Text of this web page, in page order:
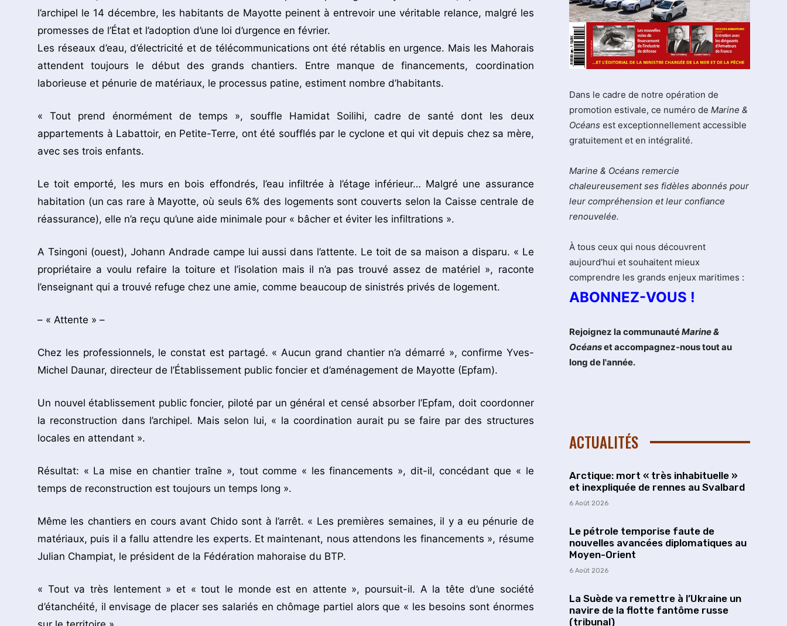
l’archipel le 14 décembre, les habitants de Mayotte peinent à entrevoir une véritable relance, malgré les
promesses de l’État et l’adoption d’une loi d’urgence en février.
Les réseaux d’eau, d’électricité et de télécommunications ont été rétablis en urgence. Mais les Mahorais
attendent toujours le début des grands chantiers. Entre manque de financements, coordination
laborieuse et pénurie de matériaux, le processus patine, estiment nombre d’habitants.
« Tout prend énormément de temps », souffle Hamidat Soilihi, cadre de santé dont les deux
appartements à Labattoir, en Petite-Terre, ont été soufflés par le cyclone et qui vit depuis chez sa mère,
avec ses trois enfants.
Le toit emporté, les murs en bois effondrés, l’eau infiltrée à l’étage inférieur… Malgré une assurance
habitation (un cas rare à Mayotte, où seuls 6% des logements sont couverts selon la Caisse centrale de
réassurance), elle n’a reçu qu’une aide minimale pour « bâcher et éviter les infiltrations ».
A Tsingoni (ouest), Johann Andrade campe lui aussi dans l’attente. Le toit de sa maison a disparu. « Le
propriétaire a voulu refaire la toiture et l’isolation mais il n’a pas trouvé assez de matériel », raconte
l’enseignant qui a trouvé refuge chez une amie, comme beaucoup de sinistrés privés de logement.
– « Attente » –
Chez les professionnels, le constat est partagé. « Aucun grand chantier n’a démarré », confirme Yves-
Michel Daunar, directeur de l’Établissement public foncier et d’aménagement de Mayotte (Epfam).
Un nouvel établissement public foncier, piloté par un général et censé absorber l’Epfam, doit coordonner
la reconstruction dans l’archipel. Mais selon lui, « la coordination aurait pu se faire par des structures
locales en attendant ».
Résultat: « La mise en chantier traîne », tout comme « les financements », dit-il, concédant que « le
temps de reconstruction est toujours un temps long ».
Même les chantiers en cours avant Chido sont à l’arrêt. « Les premières semaines, il y a eu pénurie de
matériaux, puis il a fallu attendre les experts. Et maintenant, nous attendons les financements », résume
Julian Champiat, le président de la Fédération mahoraise du BTP.
« Tout va très lentement » et « tout le monde est en attente », poursuit-il. A la tête d’une société
d’étanchéité, il envisage de placer ses salariés en chômage partiel alors que « les besoins sont énormes
Dans le cadre de notre opération de
promotion estivale, ce numéro de Marine &
Océans est exceptionnellement accessible
gratuitement et en intégralité.
Marine & Océans remercie
chaleureusement ses fidèles abonnés pour
leur compréhension et leur confiance
renouvelée.
À tous ceux qui nous découvrent
aujourd'hui et souhaitent mieux
comprendre les grands enjeux maritimes :
ABONNEZ-VOUS !
Rejoignez la communautéMarine &
Océanset accompagnez-nous tout au
long de l'année.
ACTUALITÉS
Arctique: mort « très inhabituelle »
et inexpliquée de rennes au Svalbard
6 Août 2026
Le pétrole temporise faute de
nouvelles avancées diplomatiques au
Moyen-Orient
6 Août 2026
La Suède va remettre à l’Ukraine un
navire de la flotte fantôme russe
(tribunal)